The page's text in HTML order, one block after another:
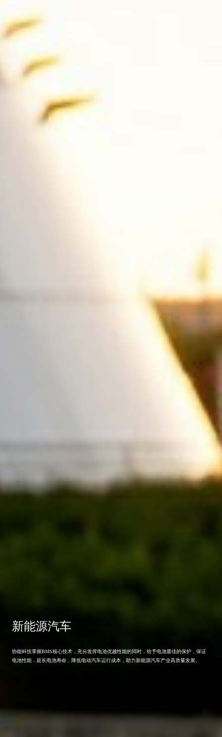
新能源汽车
协能科技掌握BMS核心技术，充分发挥电池优越性能的同时，给予电池最佳的保护，保证
电池性能，延长电池寿命，降低电动汽车运行成本，助力新能源汽车产业高质量发展。